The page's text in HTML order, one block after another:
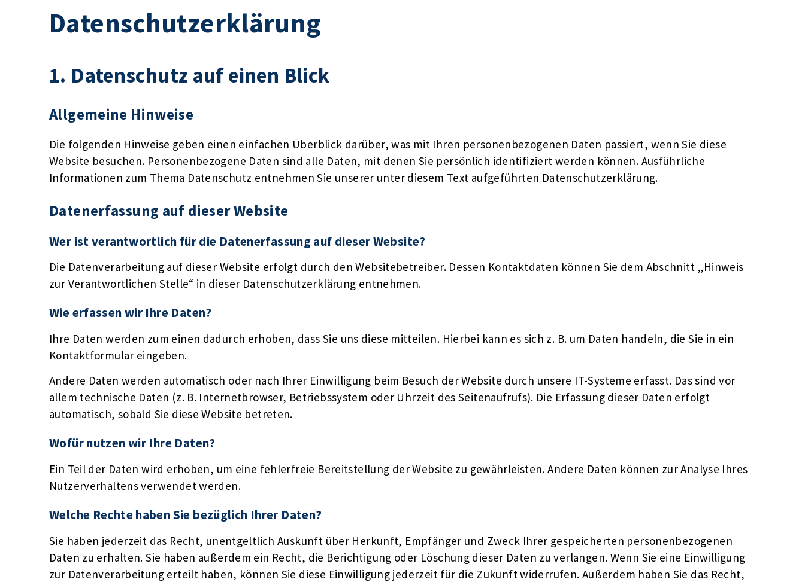
Datenschutzerklärung
1. Datenschutz auf einen Blick
Allgemeine Hinweise
Die folgenden Hinweise geben einen einfachen Überblick darüber, was mit Ihren personenbezogenen Daten passiert, wenn Sie diese
Website besuchen. Personenbezogene Daten sind alle Daten, mit denen Sie persönlich identifiziert werden können. Ausführliche
Informationen zum Thema Datenschutz entnehmen Sie unserer unter diesem Text aufgeführten Datenschutzerklärung.
Datenerfassung auf dieser Website
Wer ist verantwortlich für die Datenerfassung auf dieser Website?
Die Datenverarbeitung auf dieser Website erfolgt durch den Websitebetreiber. Dessen Kontaktdaten können Sie dem Abschnitt „Hinweis
zur Verantwortlichen Stelle“ in dieser Datenschutzerklärung entnehmen.
Wie erfassen wir Ihre Daten?
Ihre Daten werden zum einen dadurch erhoben, dass Sie uns diese mitteilen. Hierbei kann es sich z. B. um Daten handeln, die Sie in ein
Kontaktformular eingeben.
Andere Daten werden automatisch oder nach Ihrer Einwilligung beim Besuch der Website durch unsere IT-Systeme erfasst. Das sind vor
allem technische Daten (z. B. Internetbrowser, Betriebssystem oder Uhrzeit des Seitenaufrufs). Die Erfassung dieser Daten erfolgt
automatisch, sobald Sie diese Website betreten.
Wofür nutzen wir Ihre Daten?
Ein Teil der Daten wird erhoben, um eine fehlerfreie Bereitstellung der Website zu gewährleisten. Andere Daten können zur Analyse Ihres
Nutzerverhaltens verwendet werden.
Welche Rechte haben Sie bezüglich Ihrer Daten?
Sie haben jederzeit das Recht, unentgeltlich Auskunft über Herkunft, Empfänger und Zweck Ihrer gespeicherten personenbezogenen
Daten zu erhalten. Sie haben außerdem ein Recht, die Berichtigung oder Löschung dieser Daten zu verlangen. Wenn Sie eine Einwilligung
zur Datenverarbeitung erteilt haben, können Sie diese Einwilligung jederzeit für die Zukunft widerrufen. Außerdem haben Sie das Recht,